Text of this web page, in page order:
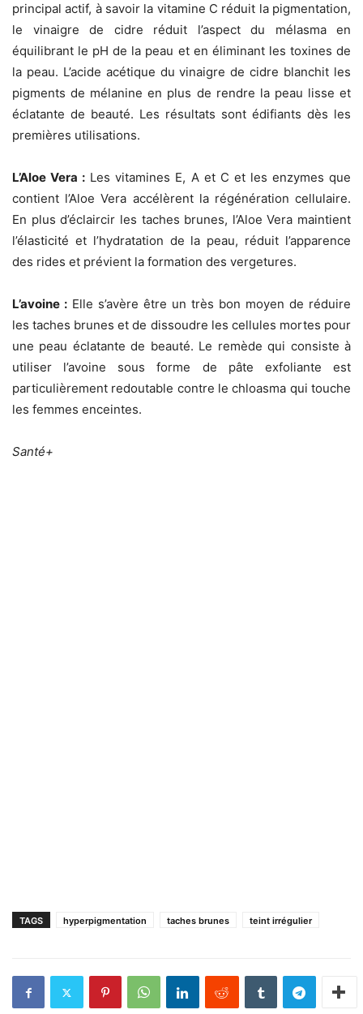
principal actif, à savoir la vitamine C réduit la pigmentation,
le vinaigre de cidre réduit l’aspect du mélasma en
équilibrant le pH de la peau et en éliminant les toxines de
la peau. L’acide acétique du vinaigre de cidre blanchit les
pigments de mélanine en plus de rendre la peau lisse et
éclatante de beauté. Les résultats sont édifiants dès les
premières utilisations.
L’Aloe Vera : Les vitamines E, A et C et les enzymes que
contient l’Aloe Vera accélèrent la régénération cellulaire.
En plus d’éclaircir les taches brunes, l’Aloe Vera maintient
l’élasticité et l’hydratation de la peau, réduit l’apparence
des rides et prévient la formation des vergetures.
L’avoine : Elle s’avère être un très bon moyen de réduire
les taches brunes et de dissoudre les cellules mortes pour
une peau éclatante de beauté. Le remède qui consiste à
utiliser l’avoine sous forme de pâte exfoliante est
particulièrement redoutable contre le chloasma qui touche
les femmes enceintes.
Santé+
TAGS hyperpigmentation taches brunes teint irrégulier